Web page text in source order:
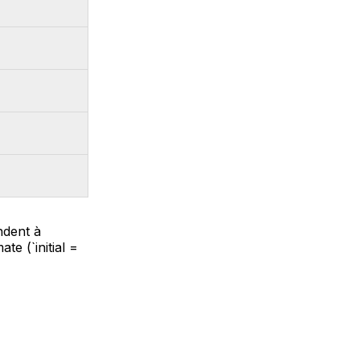
à
(`initial =